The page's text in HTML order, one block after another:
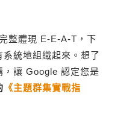
整體現 E-E-A-T，下
統地組織起來。想了
，讓 Google 認定您是
《主題群集實戰指